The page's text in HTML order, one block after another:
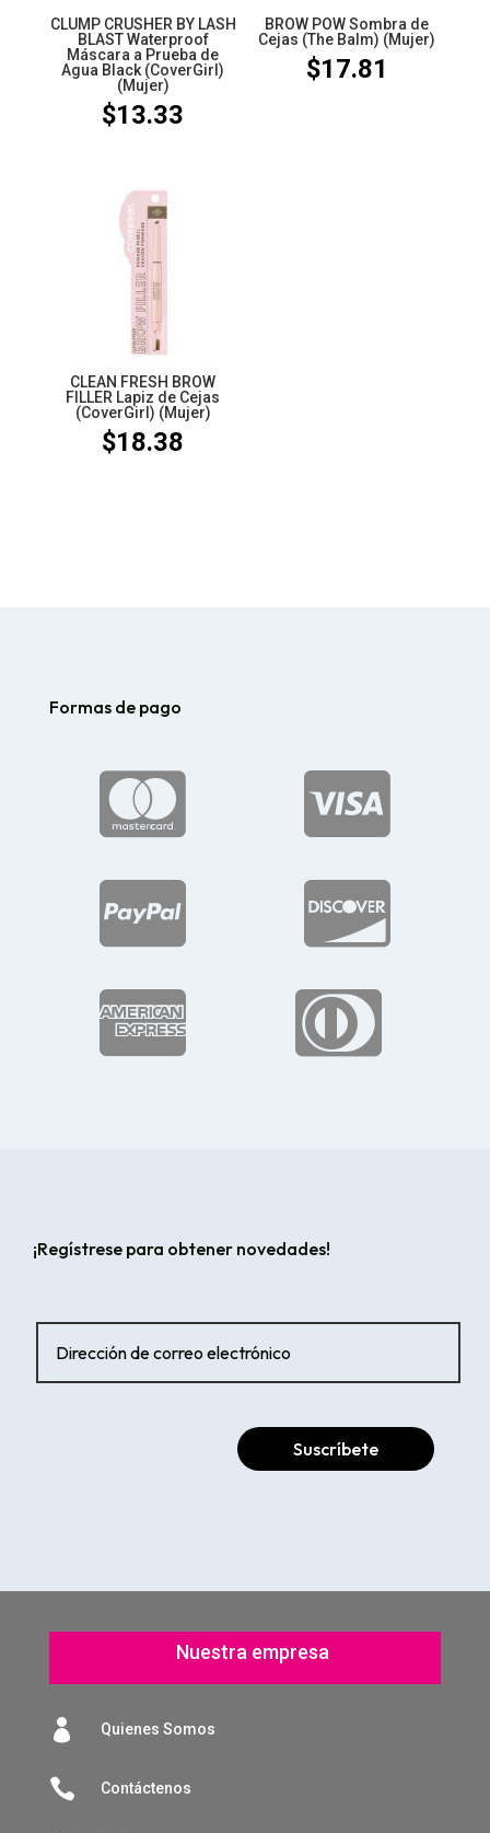
CLUMP CRUSHER BY LASH
BLAST Waterproof
Máscara a Prueba de
Agua Black (CoverGirl)
(Mujer)
$13.33
BROW POW Sombra de
Cejas (The Balm) (Mujer)
$17.81
CLEAN FRESH BROW
FILLER Lapiz de Cejas
(CoverGirl) (Mujer)
$18.38
Formas de pago






¡Regístrese para obtener novedades!
Suscríbete
Nuestra empresa
 Quienes Somos
 Contáctenos